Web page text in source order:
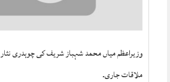
وزیراعظم میاں محمد شہباز شریف کی چوہدری
ملاقات جاری۔